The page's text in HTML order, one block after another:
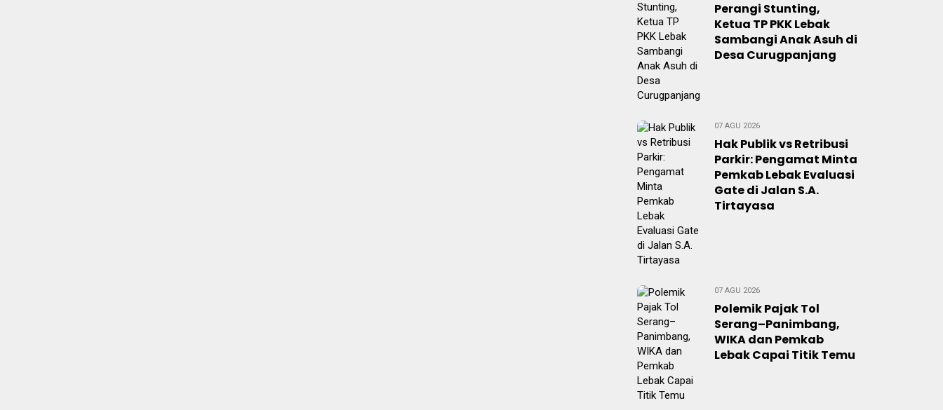
Perangi Stunting,
Ketua TP PKK Lebak
Sambangi Anak Asuh di
Desa Curugpanjang
07 AGU 2026
Hak Publik vs Retribusi
Parkir: Pengamat Minta
Pemkab Lebak Evaluasi
Gate di Jalan S.A.
Tirtayasa
07 AGU 2026
Polemik Pajak Tol
Serang–Panimbang,
WIKA dan Pemkab
Lebak Capai Titik Temu